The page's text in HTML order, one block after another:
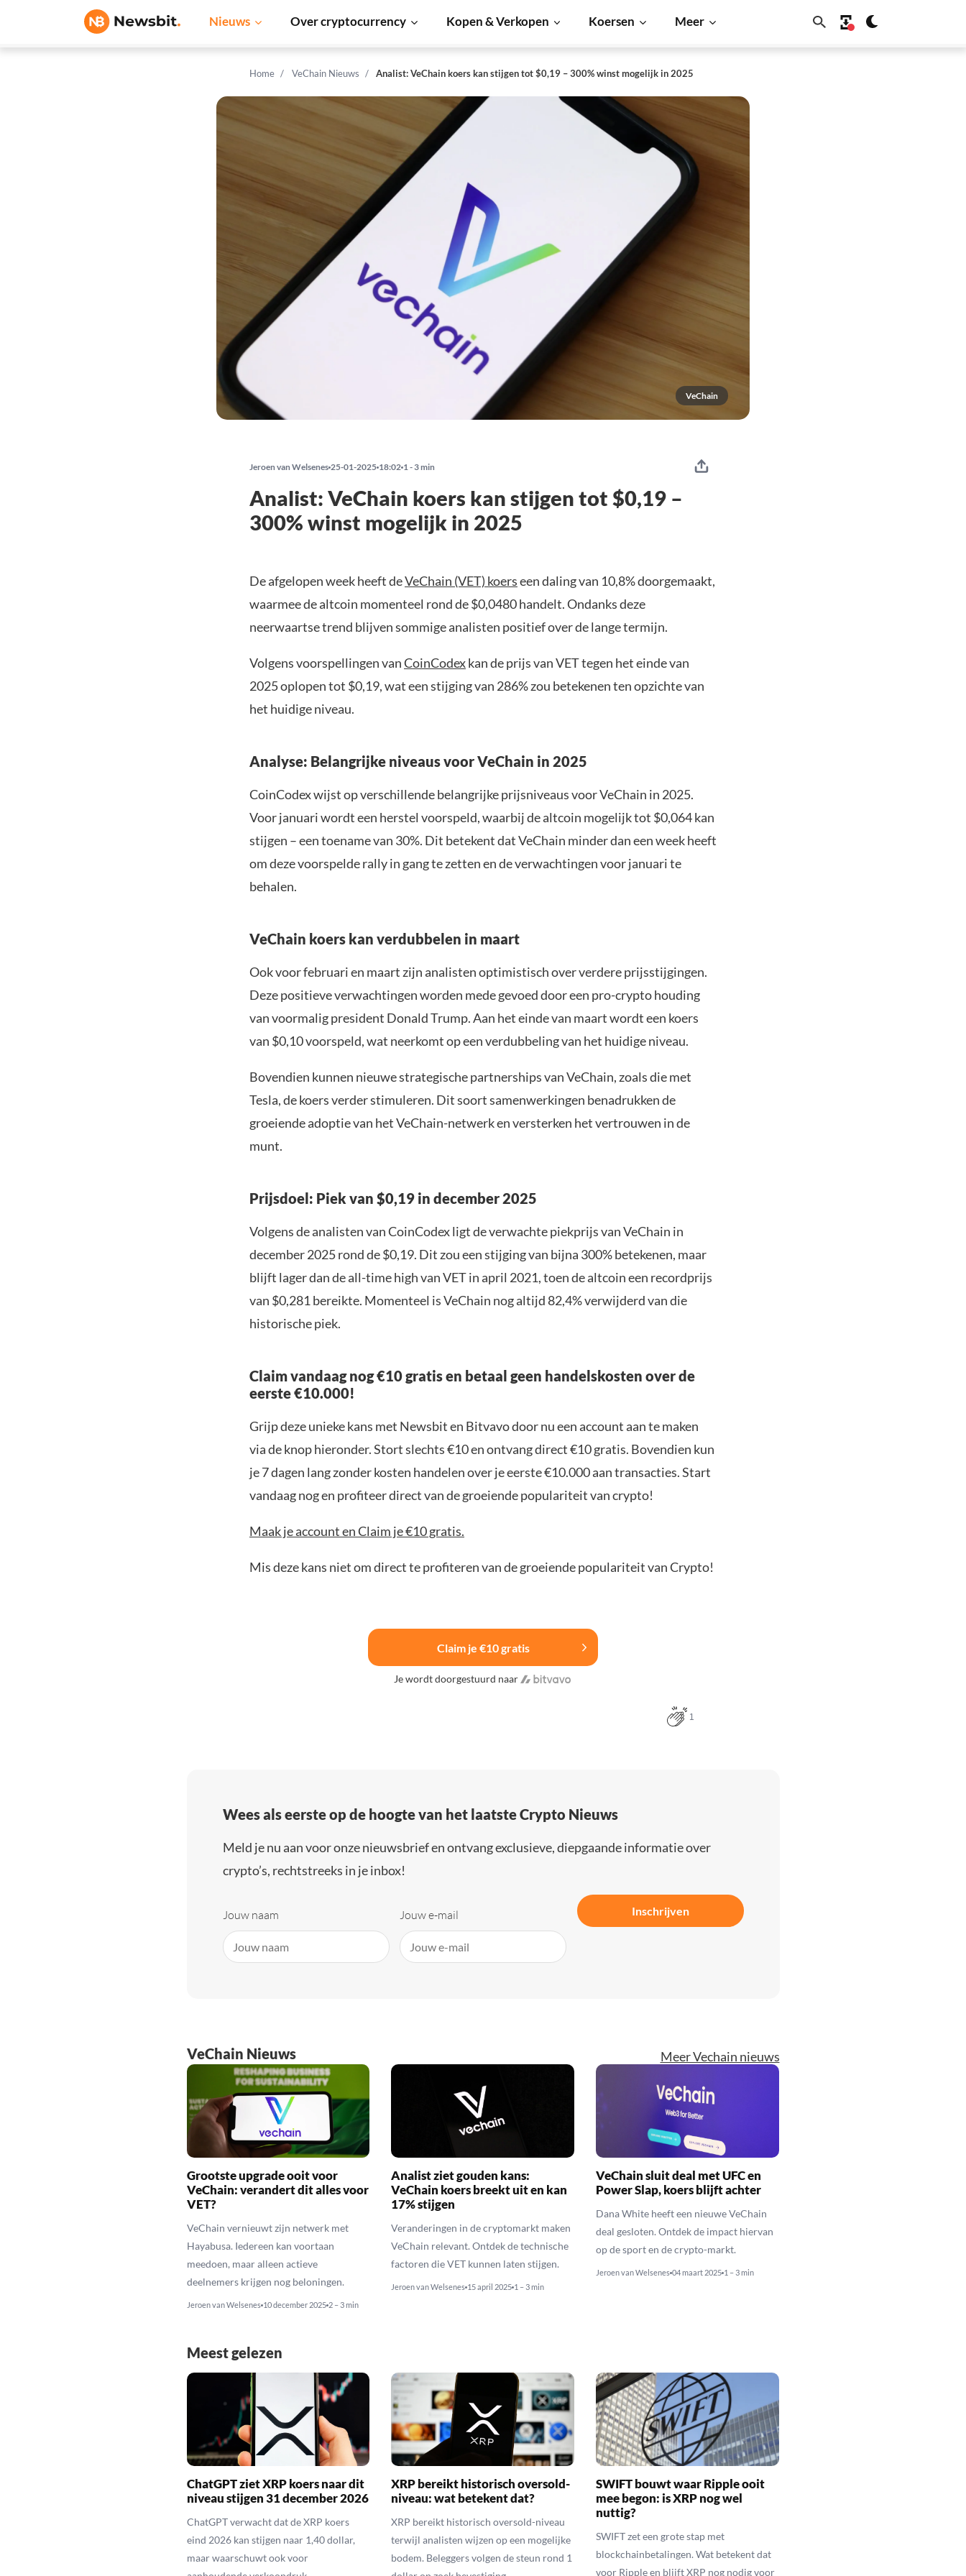
Nieuws Over cryptocurrency Kopen & Verkopen Koersen Meer
Home VeChain Nieuws Analist: VeChain koers kan stijgen tot $0,19 – 300% winst mogelijk in 2025
VeChain
Jeroen van Welsenes 25-01-2025 18:02 1 - 3 min
Analist: VeChain koers kan stijgen tot $0,19 –
300% winst mogelijk in 2025
De afgelopen week heeft deVeChain (VET) koerseen daling van 10,8% doorgemaakt,
waarmee de altcoin momenteel rond de $0,0480 handelt. Ondanks deze
neerwaartse trend blijven sommige analisten positief over de lange termijn.
Volgens voorspellingen vanCoinCodexkan de prijs van VET tegen het einde van
2025 oplopen tot $0,19, wat een stijging van 286% zou betekenen ten opzichte van
het huidige niveau.
Analyse: Belangrijke niveaus voor VeChain in 2025
CoinCodex wijst op verschillende belangrijke prijsniveaus voor VeChain in 2025.
Voor januari wordt een herstel voorspeld, waarbij de altcoin mogelijk tot $0,064 kan
stijgen – een toename van 30%. Dit betekent dat VeChain minder dan een week heeft
om deze voorspelde rally in gang te zetten en de verwachtingen voor januari te
behalen.
VeChain koers kan verdubbelen in maart
Ook voor februari en maart zijn analisten optimistisch over verdere prijsstijgingen.
Deze positieve verwachtingen worden mede gevoed door een pro-crypto houding
van voormalig president Donald Trump. Aan het einde van maart wordt een koers
van $0,10 voorspeld, wat neerkomt op een verdubbeling van het huidige niveau.
Bovendien kunnen nieuwe strategische partnerships van VeChain, zoals die met
Tesla, de koers verder stimuleren. Dit soort samenwerkingen benadrukken de
groeiende adoptie van het VeChain-netwerk en versterken het vertrouwen in de
munt.
Prijsdoel: Piek van $0,19 in december 2025
Volgens de analisten van CoinCodex ligt de verwachte piekprijs van VeChain in
december 2025 rond de $0,19. Dit zou een stijging van bijna 300% betekenen, maar
blijft lager dan de all-time high van VET in april 2021, toen de altcoin een recordprijs
van $0,281 bereikte. Momenteel is VeChain nog altijd 82,4% verwijderd van die
historische piek.
Claim vandaag nog €10 gratis en betaal geen handelskosten over de
eerste €10.000!
Grijp deze unieke kans met Newsbit en Bitvavo door nu een account aan te maken
via de knop hieronder. Stort slechts €10 en ontvang direct €10 gratis. Bovendien kun
je 7 dagen lang zonder kosten handelen over je eerste €10.000 aan transacties. Start
vandaag nog en profiteer direct van de groeiende populariteit van crypto!
Maak je account en Claim je €10 gratis.
Mis deze kans niet om direct te profiteren van de groeiende populariteit van Crypto!
Claim je €10 gratis
Je wordt doorgestuurd naar
1
Wees als eerste op de hoogte van het laatste Crypto Nieuws
Meld je nu aan voor onze nieuwsbrief en ontvang exclusieve, diepgaande informatie over
crypto’s, rechtstreeks in je inbox!
Jouw naam Jouw e-mail Inschrijven
VeChain Nieuws Meer Vechain nieuws
Grootste upgrade ooit voor
VeChain: verandert dit alles voor
VET?
VeChain vernieuwt zijn netwerk met
Hayabusa. Iedereen kan voortaan
meedoen, maar alleen actieve
deelnemers krijgen nog beloningen.
Jeroen van Welsenes 10 december 2025 2 – 3 min
Analist ziet gouden kans:
VeChain koers breekt uit en kan
17% stijgen
Veranderingen in de cryptomarkt maken
VeChain relevant. Ontdek de technische
factoren die VET kunnen laten stijgen.
Jeroen van Welsenes 15 april 2025 1 – 3 min
VeChain sluit deal met UFC en
Power Slap, koers blijft achter
Dana White heeft een nieuwe VeChain
deal gesloten. Ontdek de impact hiervan
op de sport en de crypto-markt.
Jeroen van Welsenes 04 maart 2025 1 – 3 min
Meest gelezen
ChatGPT ziet XRP koers naar dit
niveau stijgen 31 december 2026
ChatGPT verwacht dat de XRP koers
eind 2026 kan stijgen naar 1,40 dollar,
maar waarschuwt ook voor
XRP bereikt historisch oversold-
niveau: wat betekent dat?
XRP bereikt historisch oversold-niveau
terwijl analisten wijzen op een mogelijke
bodem. Beleggers volgen de steun rond 1
SWIFT bouwt waar Ripple ooit
mee begon: is XRP nog wel
nuttig?
SWIFT zet een grote stap met
blockchainbetalingen. Wat betekent dat
voor Ripple en blijft XRP nog nodig voor